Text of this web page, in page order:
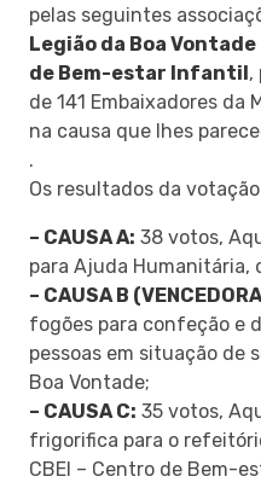
pelas seguintes
Legião da Boa Vontade
de Bem-estar Infantil ,
de 141 Embaixadores da
na causa que lhes
.
Os resultados da
– CAUSA A: 38 votos,
para Ajuda Humanitária,
– CAUSA B
fogões para confeção e
pessoas em situação de
Boa Vontade;
– CAUSA C: 35 votos,
frigorifica para o
CBEI – Centro de Bem-